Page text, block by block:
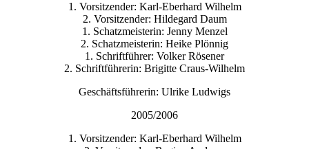
1. Vorsitzender: Karl-Eberhard Wilhelm
2. Vorsitzender: Hildegard Daum
1. Schatzmeisterin: Jenny Menzel
2. Schatzmeisterin: Heike Plönnig
1. Schriftführer: Volker Rösener
2. Schriftführerin: Brigitte Craus-Wilhelm
Geschäftsführerin: Ulrike Ludwigs
2005/2006
1. Vorsitzender: Karl-Eberhard Wilhelm